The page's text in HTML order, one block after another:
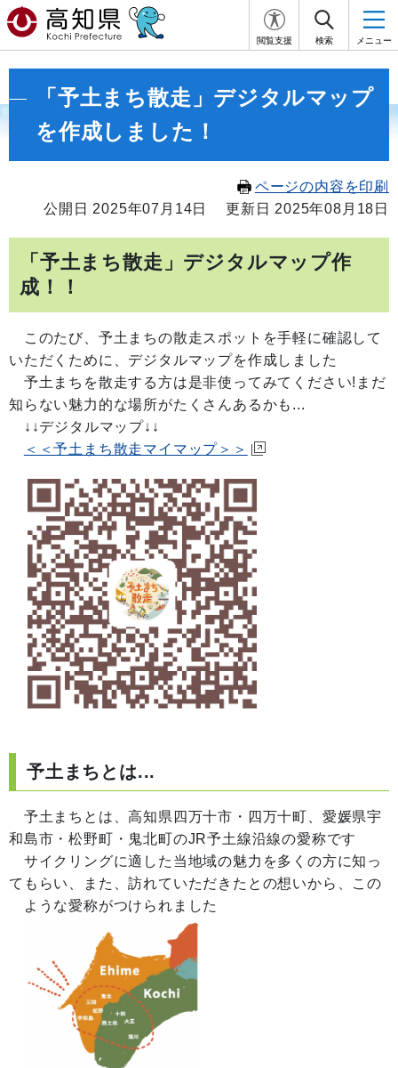
閲覧支援 検索 メニュー
「予土まち散走」デジタルマップ
を作成しました！
ページの内容を印刷
公開日 2025年07月14日
更新日 2025年08月18日
「予土まち散走」デジタルマップ作
成！！
このたび、予土まちの散走スポットを手軽に確認して
いただくために、デジタルマップを作成しました
予土まちを散走する方は是非使ってみてください!まだ
知らない魅力的な場所がたくさんあるかも...
↓↓デジタルマップ↓↓
＜＜予土まち散走マイマップ＞＞
予土まちとは...
予土まちとは、高知県四万十市・四万十町、愛媛県宇
和島市・松野町・鬼北町のJR予土線沿線の愛称です
サイクリングに適した当地域の魅力を多くの方に知っ
てもらい、また、訪れていただきたとの想いから、この
ような愛称がつけられました